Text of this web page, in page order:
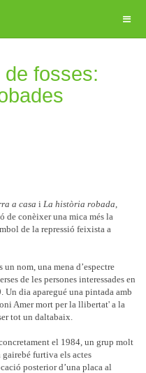
fosses:
a casa i La història robada
de conèixer una mica més la
de la repressió feixista a
nom, una mena d’espectre
de les persones interessades en
dia aparegué una pintada amb
Amer mort per la llibertat' a la
tot un daltabaix.
el 1984, un grup molt
gairebé furtiva els actes
posterior d’una placa al